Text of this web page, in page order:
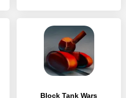
Block Tank Wars